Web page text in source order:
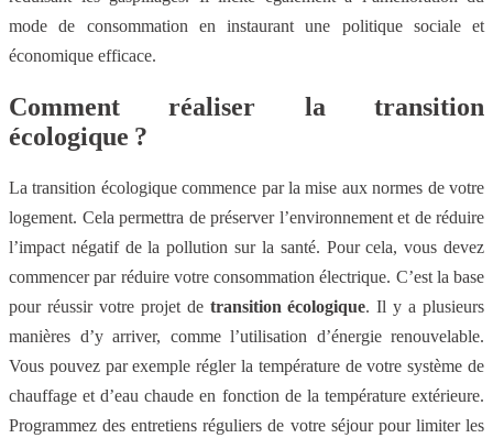
mode de consommation en instaurant une politique sociale et
économique efficace.
Comment réaliser la transition
écologique ?
La transition écologique commence par la mise aux normes de votre
logement. Cela permettra de préserver l’environnement et de réduire
l’impact négatif de la pollution sur la santé. Pour cela, vous devez
commencer par réduire votre consommation électrique. C’est la base
pour réussir votre projet de transition écologique. Il y a plusieurs
manières d’y arriver, comme l’utilisation d’énergie renouvelable.
Vous pouvez par exemple régler la température de votre système de
chauffage et d’eau chaude en fonction de la température extérieure.
Programmez des entretiens réguliers de votre séjour pour limiter les